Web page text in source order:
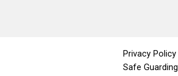
Privacy Policy
Safe Guarding